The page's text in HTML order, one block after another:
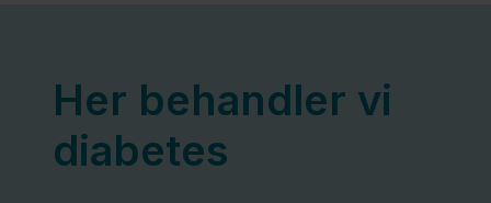
Her behandler vi
diabetes